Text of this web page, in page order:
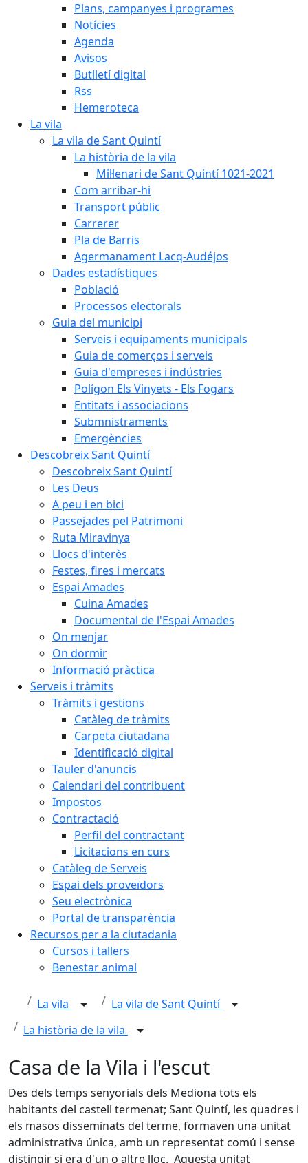
Plans, campanyes i programes
Notícies
Agenda
Avisos
Butlletí digital
Rss
Hemeroteca
La vila
La vila de Sant Quintí
La història de la vila
Mil·lenari de Sant Quintí 1021-2021
Com arribar-hi
Transport públic
Carrerer
Pla de Barris
Agermanament Lacq-Audéjos
Dades estadístiques
Població
Processos electorals
Guia del municipi
Serveis i equipaments municipals
Guia de comerços i serveis
Guia d'empreses i indústries
Polígon Els Vinyets - Els Fogars
Entitats i associacions
Submnistraments
Emergències
Descobreix Sant Quintí
Descobreix Sant Quintí
Les Deus
A peu i en bici
Passejades pel Patrimoni
Ruta Miravinya
Llocs d'interès
Festes, fires i mercats
Espai Amades
Cuina Amades
Documental de l'Espai Amades
On menjar
On dormir
Informació pràctica
Serveis i tràmits
Tràmits i gestions
Catàleg de tràmits
Carpeta ciutadana
Identificació digital
Tauler d'anuncis
Calendari del contribuent
Impostos
Contractació
Perfil del contractant
Licitacions en curs
Catàleg de Serveis
Espai dels proveïdors
Seu electrònica
Portal de transparència
Recursos per a la ciutadania
Cursos i tallers
Benestar animal
La vila
La vila de Sant Quintí
La història de la vila
Casa de la Vila i l'escut
Des dels temps senyorials dels Mediona tots els
habitants del castell termenat; Sant Quintí, les quadres i
els masos disseminats del terme, formaven una unitat
administrativa única, amb un representat comú i sense
distingir si era d'un o altre lloc. Aquesta unitat